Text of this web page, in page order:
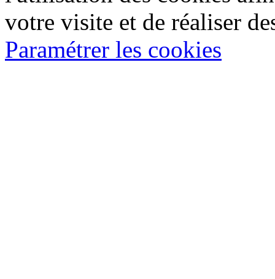
votre visite et de réaliser
Paramétrer les cookies